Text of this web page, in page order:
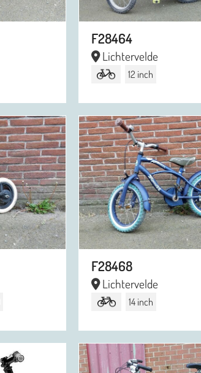
F28464
Lichtervelde
12 inch
F28468
Lichtervelde
14 inch